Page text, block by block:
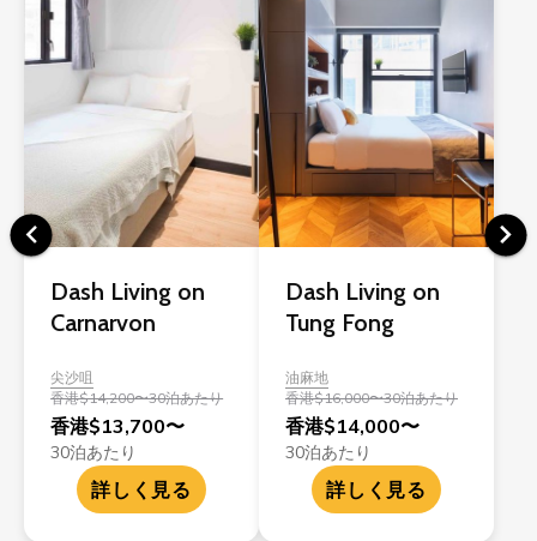
Dash Living on
Carnarvon
尖沙咀
香港$14,200〜30泊あたり
香港$13,700〜
30泊あたり
詳しく見る
Dash Living on
Tung Fong
油麻地
香港$16,000〜30泊あたり
香港$14,000〜
30泊あたり
詳しく見る